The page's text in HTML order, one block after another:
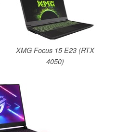
XMG Focus 15 E23 (RTX
4050)